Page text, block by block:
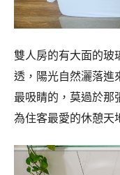
雙人房的有大面的玻
透，陽光自然灑落進
最吸睛的，莫過於那
為住客最愛的休憩天